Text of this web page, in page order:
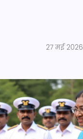
27 मई 2026